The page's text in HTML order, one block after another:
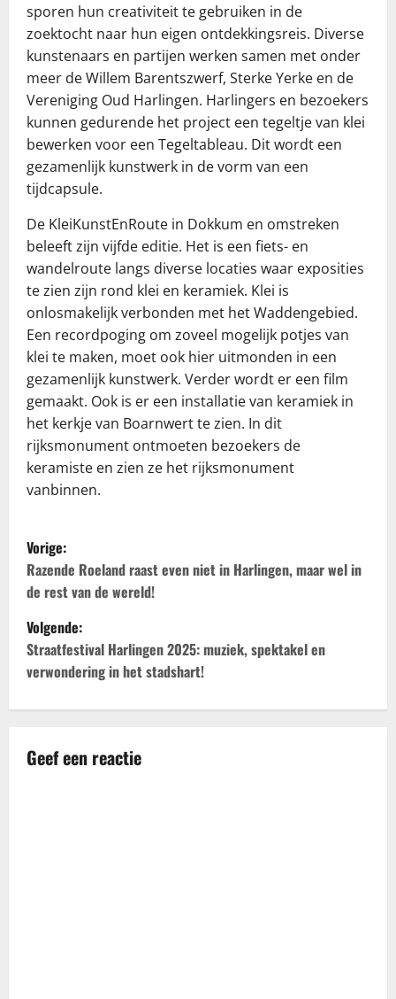
sporen hun creativiteit te gebruiken in de
zoektocht naar hun eigen ontdekkingsreis. Diverse
kunstenaars en partijen werken samen met onder
meer de Willem Barentszwerf, Sterke Yerke en de
Vereniging Oud Harlingen. Harlingers en bezoekers
kunnen gedurende het project een tegeltje van klei
bewerken voor een Tegeltableau. Dit wordt een
gezamenlijk kunstwerk in de vorm van een
tijdcapsule.
De KleiKunstEnRoute in Dokkum en omstreken
beleeft zijn vijfde editie. Het is een fiets- en
wandelroute langs diverse locaties waar exposities
te zien zijn rond klei en keramiek. Klei is
onlosmakelijk verbonden met het Waddengebied.
Een recordpoging om zoveel mogelijk potjes van
klei te maken, moet ook hier uitmonden in een
gezamenlijk kunstwerk. Verder wordt er een film
gemaakt. Ook is er een installatie van keramiek in
het kerkje van Boarnwert te zien. In dit
rijksmonument ontmoeten bezoekers de
keramiste en zien ze het rijksmonument
vanbinnen.
B
e
r
i
c
t
Vorige:
Razende Roeland raast even niet in Harlingen, maar wel in
de rest van de wereld!
Volgende:
Straatfestival Harlingen 2025: muziek, spektakel en
verwondering in het stadshart!
Geef een reactie